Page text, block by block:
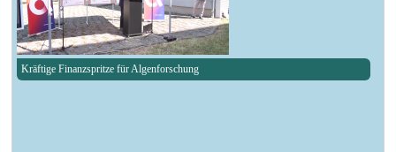
Kräftige Finanzspritze für Algenforschung